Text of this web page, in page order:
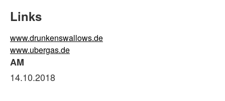
Links
www.drunkenswallows.de
www.ubergas.de
AM
14.10.2018